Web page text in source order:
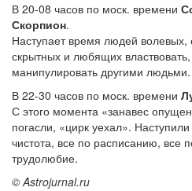
В 20-08 часов по моск. времени
Скорпион.
Наступает время людей
скрытных и любящих
манипулировать другими людьми.
В 22-30 часов по моск. времени
С этого момента «занавес
погасли, «цирк уехал».
чистота, все по расписанию, все
трудолюбие.
© Astrojurnal.ru